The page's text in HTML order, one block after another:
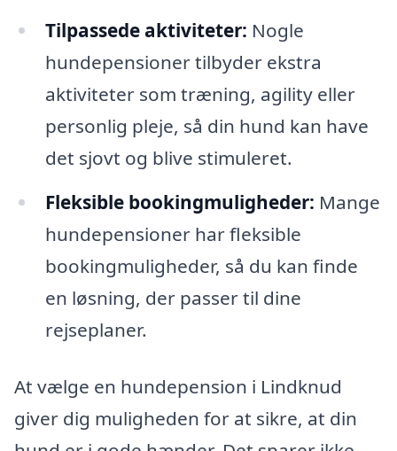
Tilpassede aktiviteter: Nogle
hundepensioner tilbyder ekstra
aktiviteter som træning, agility eller
personlig pleje, så din hund kan have
det sjovt og blive stimuleret.
Fleksible bookingmuligheder: Mange
hundepensioner har fleksible
bookingmuligheder, så du kan finde
en løsning, der passer til dine
rejseplaner.
At vælge en hundepension i Lindknud
giver dig muligheden for at sikre, at din